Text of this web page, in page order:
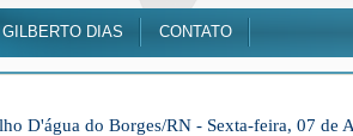
DIAS CONTATO
D'água do Borges/RN - Sexta-feira, 07 de